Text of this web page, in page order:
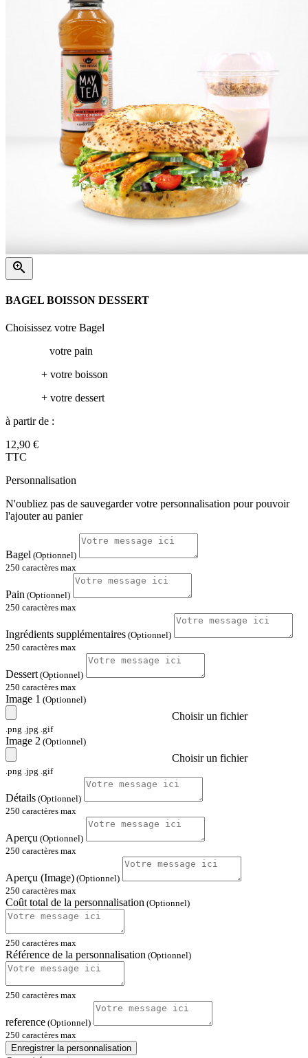

BAGEL BOISSON DESSERT
Choisissez votre Bagel
votre pain
+ votre boisson
+ votre dessert
à partir de :
12,90 €
TTC
Personnalisation
N'oubliez pas de sauvegarder votre personnalisation pour pouvoir
l'ajouter au panier
Bagel (Optionnel)
250 caractères max
Pain (Optionnel)
250 caractères max
Ingrédients supplémentaires (Optionnel)
250 caractères max
Dessert (Optionnel)
250 caractères max
Image 1 (Optionnel)
Choisir un fichier
.png .jpg .gif
Image 2 (Optionnel)
Choisir un fichier
.png .jpg .gif
Détails (Optionnel)
250 caractères max
Aperçu (Optionnel)
250 caractères max
Aperçu (Image) (Optionnel)
250 caractères max
Coût total de la personnalisation (Optionnel)
250 caractères max
Référence de la personnalisation (Optionnel)
250 caractères max
reference (Optionnel)
250 caractères max
Enregistrer la personnalisation